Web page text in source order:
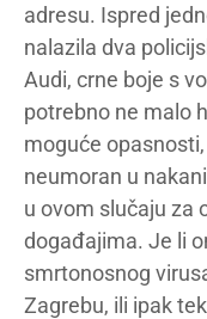
adresu. Ispred
nalazila dva
Audi, crne boje s
potrebno ne malo
moguće
neumoran u
u ovom slučaju za
događajima. Je li
smrtonosnog
Zagrebu, ili ipak